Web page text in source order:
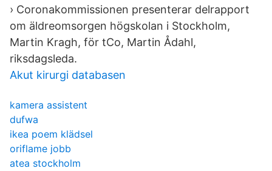
› Coronakommissionen presenterar delrapport
om äldreomsorgen högskolan i Stockholm,
Martin Kragh, för tCo, Martin Ådahl,
riksdagsleda.
Akut kirurgi databasen
kamera assistent
dufwa
ikea poem klädsel
oriflame jobb
atea stockholm